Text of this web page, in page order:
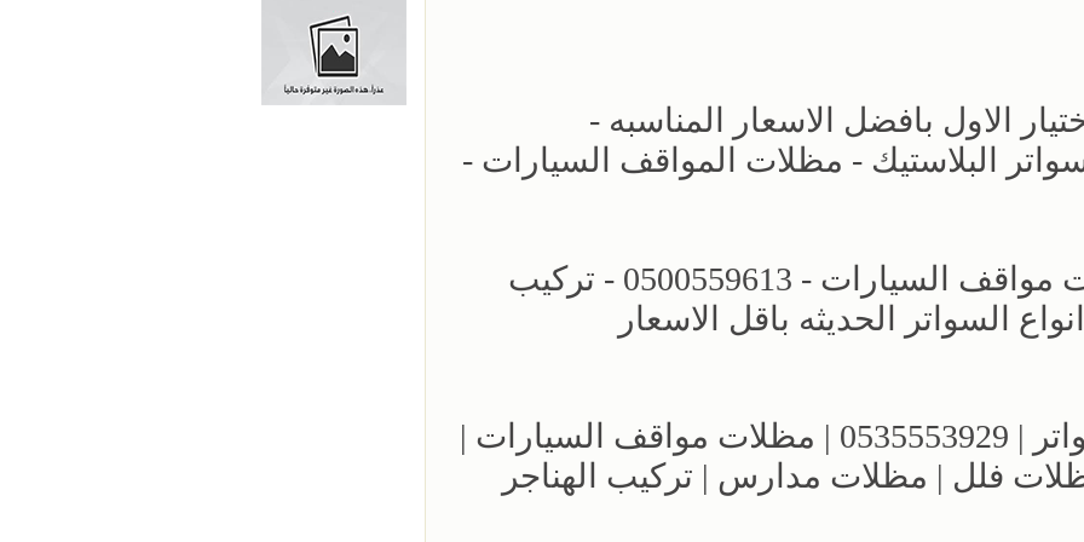
الاول بافضل الاسعار المناسبه -
- سواتر البلاستيك - مظلات المواقف السيارات -
مظلات وسواتر اختيار الرياض - مظلات مواقف السيارات - 0500559613 - تركيب
السواتر الحديثه باقل الاسعار
مؤسسة الاختيار الاول للمظلات والسواتر | 0535553929 | مظلات مواقف السيارات |
فلل | مظلات مدارس | تركيب الهناجر